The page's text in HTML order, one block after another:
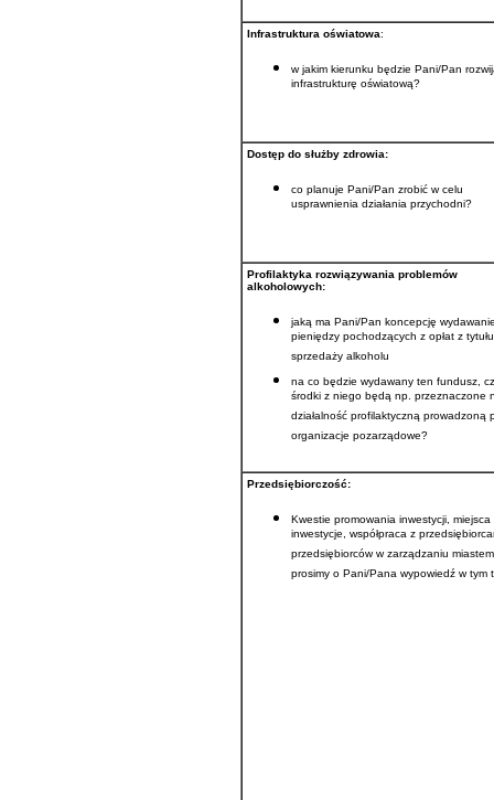
Infrastruktura oświatowa:
w jakim kierunku będzie Pani/Pan
infrastrukturę oświatową?
Dostęp do służby zdrowia:
co planuje Pani/Pan zrobić w celu
usprawnienia działania przychodni?
Profilaktyka rozwiązywania problemów
alkoholowych:
jaką ma Pani/Pan koncepcję
pieniędzy pochodzących z opłat z tytułu
sprzedaży alkoholu
na co będzie wydawany ten fundusz,
środki z niego będą np. przeznaczone
działalność profilaktyczną prowadzoną
organizacje pozarządowe?
Przedsiębiorczość:
Kwestie promowania inwestycji, miejsca
inwestycje, współpraca z
przedsiębiorców w zarządzaniu
prosimy o Pani/Pana wypowiedź w tym